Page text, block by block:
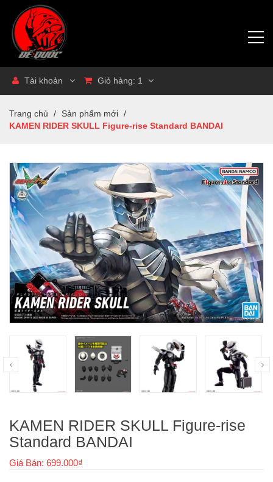
Tài khoản Giỏ hàng: 1
Trang chủ / Sản phẩm mới /
KAMEN RIDER SKULL Figure-rise Standard BANDAI
KAMEN RIDER SKULL Figure-rise
Standard BANDAI
Giá Bán: 699.000₫